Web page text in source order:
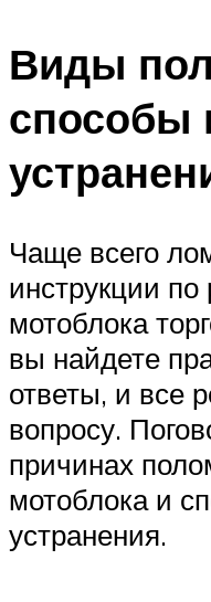
Виды
способы
Чаще всего
инструкции по
мотоблока
вы найдете
ответы, и все
вопросу.
причинах
мотоблока и
устранения.